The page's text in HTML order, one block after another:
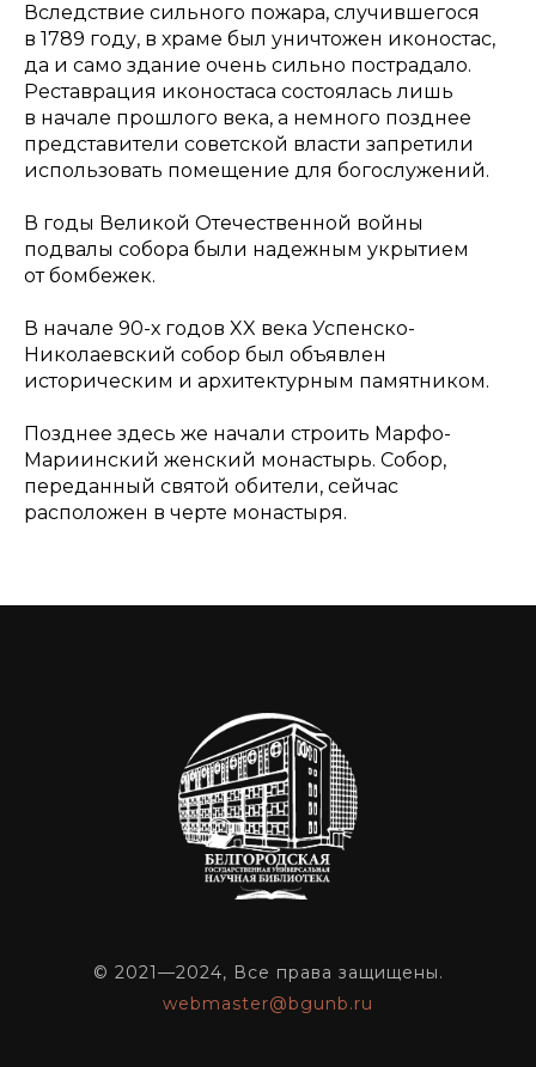
Вследствие сильного пожара, случившегося
в 1789 году, в храме был уничтожен иконостас,
да и само здание очень сильно пострадало.
Реставрация иконостаса состоялась лишь
в начале прошлого века, а немного позднее
представители советской власти запретили
использовать помещение для богослужений.
В годы Великой Отечественной войны
подвалы собора были надежным укрытием
от бомбежек.
В начале 90-х годов XX века Успенско-
Николаевский собор был объявлен
историческим и архитектурным памятником.
Позднее здесь же начали строить Марфо-
Мариинский женский монастырь. Собор,
переданный святой обители, сейчас
расположен в черте монастыря.
© 2021—2024, Все права защищены.
webmaster@bgunb.ru